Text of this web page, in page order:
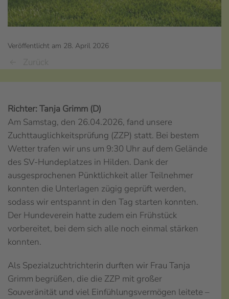
Veröffentlicht am 28. April 2026
Zurück
Richter: Tanja Grimm (D)
Am Samstag, den 26.04.2026, fand unsere
Zuchttauglichkeitsprüfung (ZZP) statt. Bei bestem
Wetter trafen wir uns um 9:30 Uhr auf dem Gelände
des SV-Hundeplatzes in Hilden. Dank der
ausgesprochenen Pünktlichkeit aller Teilnehmer
konnten die Unterlagen zügig geprüft werden,
sodass wir entspannt in den Tag starten konnten.
Der Hundeverein hatte zudem ein Frühstück
vorbereitet, bei dem sich alle noch einmal stärken
konnten.
Als Spezialzuchtrichterin durften wir Frau Tanja
Grimm begrüßen, die die ZZP mit großer
Souveränität und viel Einfühlungsvermögen leitete –